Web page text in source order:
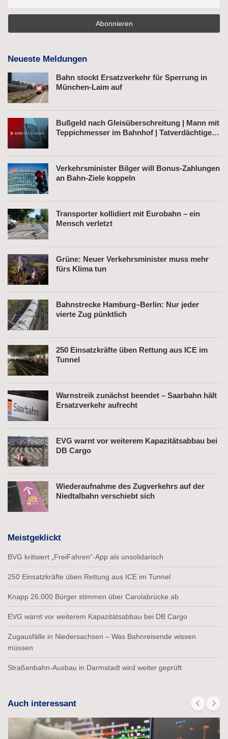
Neueste Meldungen
Bahn stockt Ersatzverkehr für Sperrung in
München-Laim auf
Bußgeld nach Gleisüberschreitung | Mann mit
Teppichmesser im Bahnhof | Tatverdächtiger
Verkehrsminister Bilger will Bonus-Zahlungen
an Bahn-Ziele koppeln
Transporter kollidiert mit Eurobahn – ein
Mensch verletzt
Grüne: Neuer Verkehrsminister muss mehr
fürs Klima tun
Bahnstrecke Hamburg–Berlin: Nur jeder
vierte Zug pünktlich
250 Einsatzkräfte üben Rettung aus ICE im
Tunnel
Warnstreik zunächst beendet – Saarbahn hält
Ersatzverkehr aufrecht
EVG warnt vor weiterem Kapazitätsabbau bei
DB Cargo
Wiederaufnahme des Zugverkehrs auf der
Niedtalbahn verschiebt sich
Meistgeklickt
BVG kritisiert „FreiFahren“-App als unsolidarisch
250 Einsatzkräfte üben Rettung aus ICE im Tunnel
Knapp 26.000 Bürger stimmen über Carolabrücke ab
EVG warnt vor weiterem Kapazitätsabbau bei DB Cargo
Zugausfälle in Niedersachsen – Was Bahnreisende wissen
müssen
Straßenbahn-Ausbau in Darmstadt wird weiter geprüft
Auch interessant